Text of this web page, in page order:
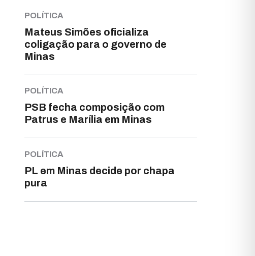
POLÍTICA
Mateus Simões oficializa
coligação para o governo de
Minas
POLÍTICA
PSB fecha composição com
Patrus e Marília em Minas
POLÍTICA
PL em Minas decide por chapa
pura